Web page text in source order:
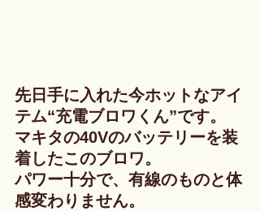
先日手に入れた今ホットなアイ
テム“充電ブロワくん”です。
マキタの40Vのバッテリーを装
着したこのブロワ。
パワー十分で、有線のものと体
感変わりません。